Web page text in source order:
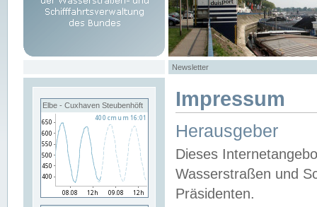
Newsletter
Elbe - Cuxhaven Steubenhöft Impressum
Herausgeber
Dieses
Wasserstraßen und
Präsidenten.